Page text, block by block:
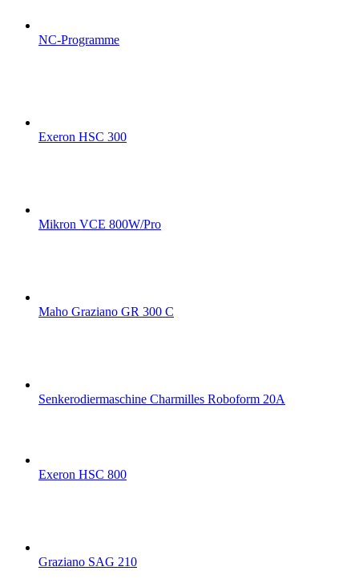
NC-Programme
Exeron HSC 300
Mikron VCE 800W/Pro
Maho Graziano GR 300 C
Senkerodiermaschine Charmilles Roboform 20A
Exeron HSC 800
Graziano SAG 210